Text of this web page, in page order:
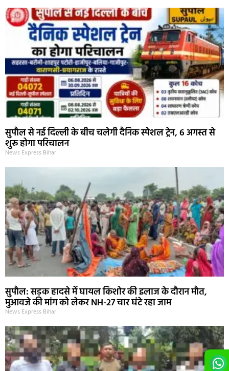
सुपौल से नई दिल्ली के बीच चलेगी दैनिक स्पेशल ट्रेन, 6 अगस्त से
शुरू होगा परिचालन
News Express Bihar
सुपौल: सड़क हादसे में घायल किशोर की इलाज के दौरान मौत,
मुआवजे की मांग को लेकर NH-27 चार घंटे रहा जाम
News Express Bihar